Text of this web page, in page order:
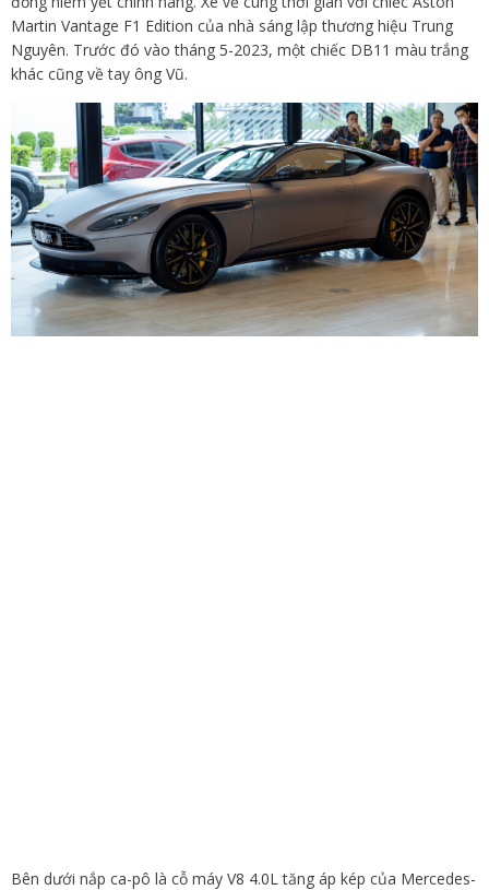
Martin Vantage F1 Edition của nhà sáng lập thương hiệu Trung
Nguyên. Trước đó vào tháng 5-2023, một chiếc DB11 màu trắng
khác cũng về tay ông Vũ.
Bên dưới nắp ca-pô là cỗ máy V8 4.0L tăng áp kép của Mercedes-